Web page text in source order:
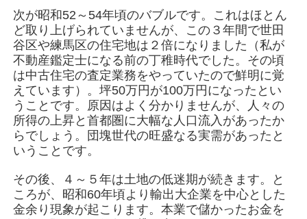
次が昭和52～54年頃のバブルです。これはほとん
ど取り上げられていませんが、この３年間で世田
谷区や練馬区の住宅地は２倍になりました（私が
不動産鑑定士になる前の丁稚時代でした。その頃
は中古住宅の査定業務をやっていたので鮮明に覚
えています）。坪50万円が100万円になったとい
うことです。原因はよく分かりませんが、人々の
所得の上昇と首都圏に大幅な人口流入があったか
らでしょう。団塊世代の旺盛なる実需があったと
いうことです。
その後、４～５年は土地の低迷期が続きます。と
ころが、昭和60年頃より輸出大企業を中心とした
金余り現象が起こります。本業で儲かったお金を